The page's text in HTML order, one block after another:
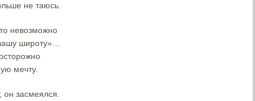
не таюсь.
невозможно
широту»…
мечту.
засмеялся.